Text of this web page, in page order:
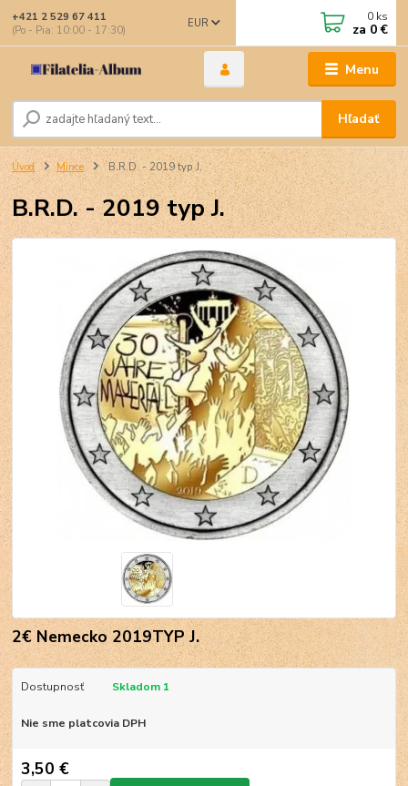
Menu
EUR
Hľadať
+421 2 529 67 411
(Po - Pia: 10:00 - 17:30)
0 ks
za 0 €
Úvod Mince B.R.D. - 2019 typ J.
B.R.D. - 2019 typ J.
2€ Nemecko 2019TYP J.
Dostupnosť Skladom 1
Nie sme platcovia DPH
3,50 €